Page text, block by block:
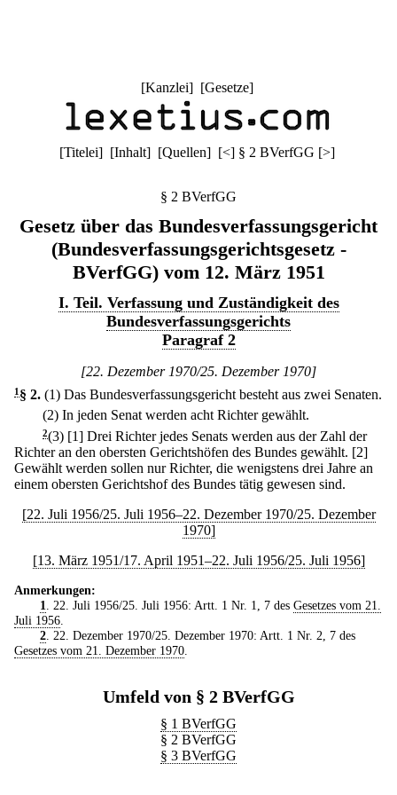
[Kanzlei] [Gesetze]
[Titelei] [Inhalt] [Quellen] [<] § 2 BVerfGG [>]
§ 2 BVerfGG
Gesetz über das Bundesverfassungsgericht
(Bundesverfassungsgerichtsgesetz -
BVerfGG) vom 12. März 1951
I. Teil. Verfassung und Zuständigkeit des
Bundesverfassungsgerichts
Paragraf 2
[22. Dezember 1970/25. Dezember 1970]
1 § 2. (1) Das Bundesverfassungsgericht besteht aus zwei Senaten.
(2) In jeden Senat werden acht Richter gewählt.
2(3) [1] Drei Richter jedes Senats werden aus der Zahl der
Richter an den obersten Gerichtshöfen des Bundes gewählt. [2]
Gewählt werden sollen nur Richter, die wenigstens drei Jahre an
einem obersten Gerichtshof des Bundes tätig gewesen sind.
[22. Juli 1956/25. Juli 1956–22. Dezember 1970/25. Dezember
1970]
[13. März 1951/17. April 1951–22. Juli 1956/25. Juli 1956]
Anmerkungen:
1
. 22. Juli 1956/25. Juli 1956: Artt. 1 Nr. 1, 7 des Gesetzes vom 21.
Juli 1956
2. 22. Dezember 1970/25. Dezember 1970: Artt. 1 Nr. 2, 7 des
Gesetzes vom 21. Dezember 1970
Umfeld von § 2 BVerfGG
§ 1 BVerfGG
§ 2 BVerfGG
§ 3 BVerfGG